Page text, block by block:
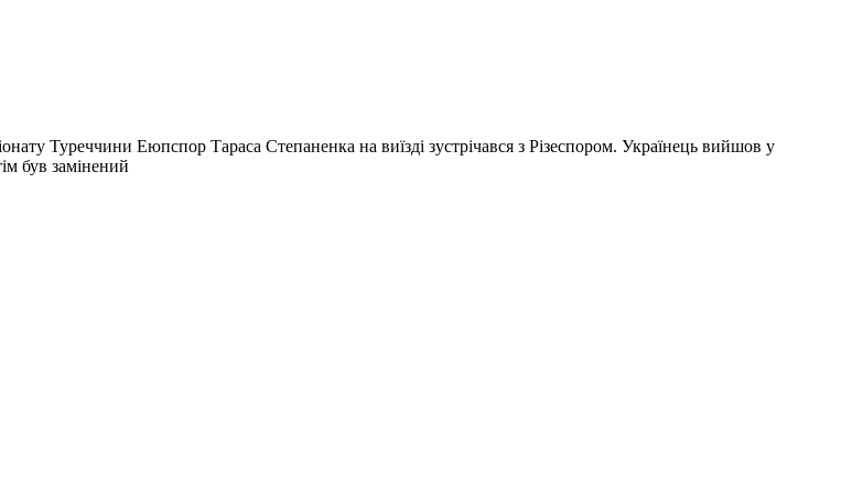
Туреччини Еюпспор Тараса Степаненка на виїзді зустрічався з Різеспором. Українець вийшов у
був замінений